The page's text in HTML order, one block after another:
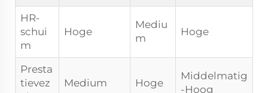
HR-
schui
m
Hoge
Mediu
m
Hoge
Presta
tievez
Medium Hoge
Middelmatig
-Hoog